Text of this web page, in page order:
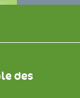
des